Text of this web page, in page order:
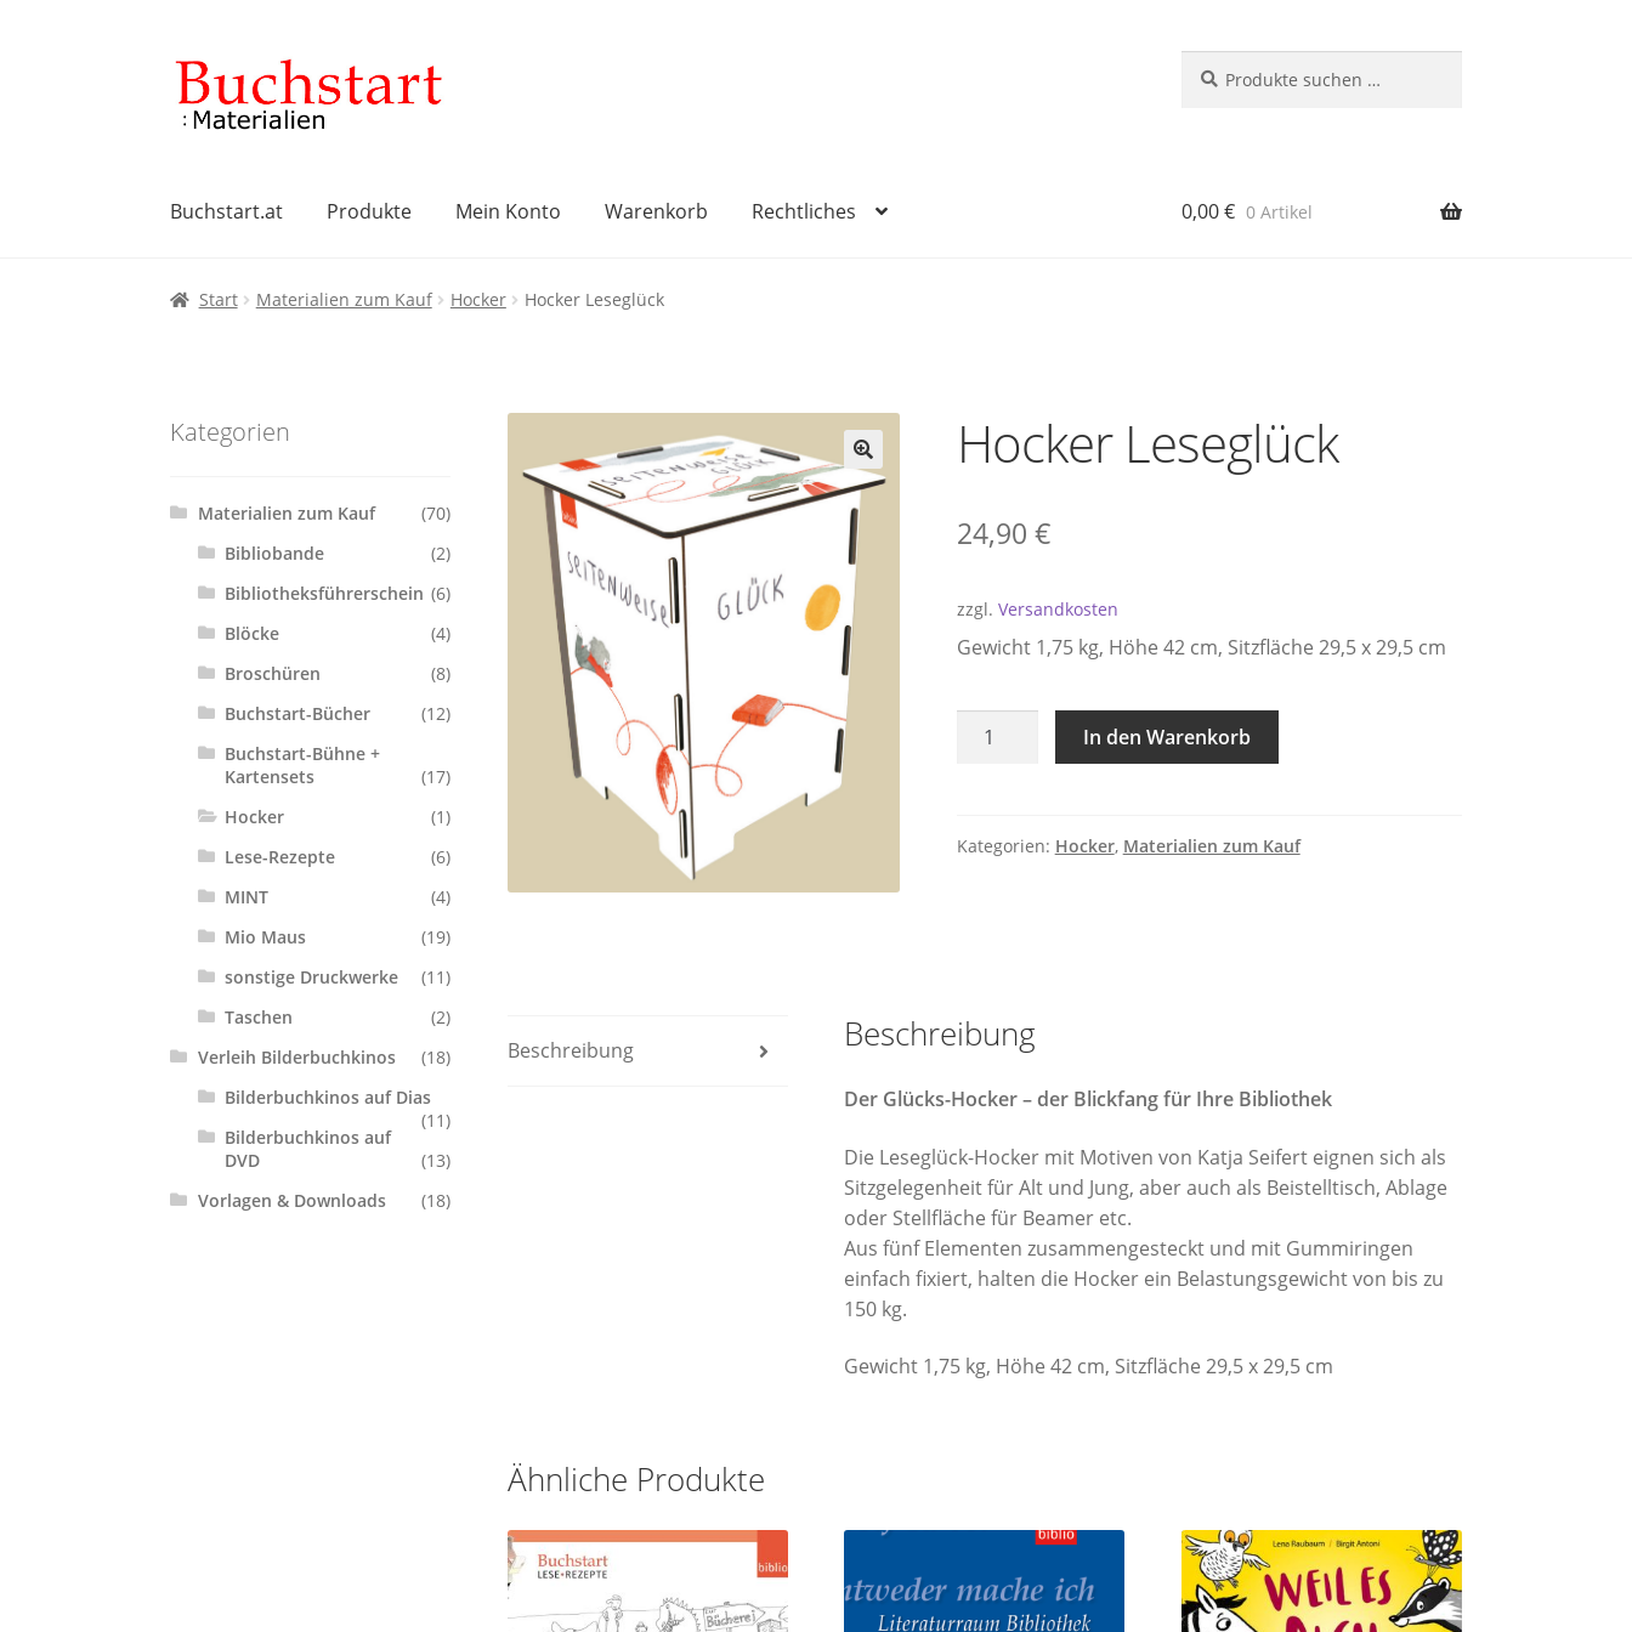
Zur
Navigation
springen
Zum
Inhalt
springen
nach:
Buchstart.at Produkte Mein Konto Warenkorb Rechtliches
Start AGB Datenschutzbelehrung Impressum Kasse Mein Konto
0,00€ 0 Artikel
Start Materialien zum Kauf Hocker Hocker Leseglück
🔍
Hocker Leseglück
24,90 €
zzgl. Versandkosten
Gewicht 1,75 kg, Höhe 42 cm, Sitzfläche 29,5 x 29,5 cm
Hocker
In den Warenkorb
Kategorien: Hocker, Materialien zum Kauf
Beschreibung Beschreibung
Der Glücks-Hocker – der Blickfang für Ihre Bibliothek
Die Leseglück-Hocker mit Motiven von Katja Seifert eignen sich als
Sitzgelegenheit für Alt und Jung, aber auch als Beistelltisch, Ablage
oder Stellfläche für Beamer etc.
Aus fünf Elementen zusammengesteckt und mit Gummiringen
einfach fixiert, halten die Hocker ein Belastungsgewicht von bis zu
150 kg.
Gewicht 1,75 kg, Höhe 42 cm, Sitzfläche 29,5 x 29,5 cm
Ähnliche Produkte
Kategorien
Materialien zum Kauf
(70)
Bibliobande
(2)
Bibliotheksführerschein (6)
Blöcke
(4)
Broschüren
(8)
Buchstart-Bücher
(12)
Buchstart-Bühne +
Kartensets
(17)
Hocker
(1)
Lese-Rezepte
(6)
MINT
(4)
Mio Maus
(19)
sonstige Druckwerke
(11)
Taschen
(2)
Verleih Bilderbuchkinos
(18)
Bilderbuchkinos auf Dias
(11)
Bilderbuchkinos auf
DVD
(13)
Vorlagen & Downloads
(18)